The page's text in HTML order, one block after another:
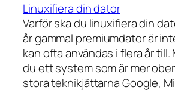
Linuxifiera din dator
Varför ska du linuxifiera din
år gammal premiumdator är
kan ofta användas i flera år till.
du ett system som är mer
stora teknikjättarna Google,